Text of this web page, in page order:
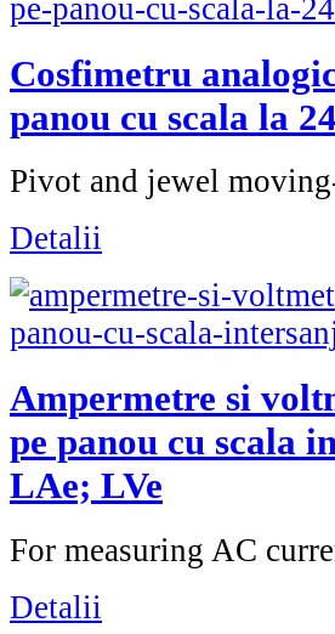
Cosfimetru
panou cu scala la
Pivot and jewel
Detalii
Ampermetre si
pe panou cu scala
LAe; LVe
For measuring AC
Detalii